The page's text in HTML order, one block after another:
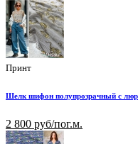
Принт
Шелк шифон полупрозрачный с
2 800 руб/пог.м.